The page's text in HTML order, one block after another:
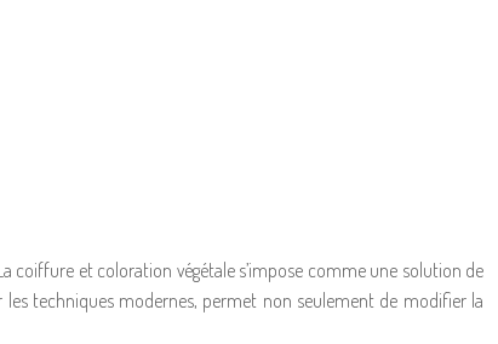
coiffure et coloration végétale s’impose comme une solution de
techniques modernes, permet non seulement de modifier la